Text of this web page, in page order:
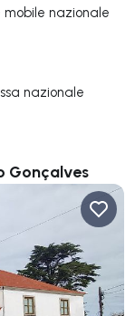
nazionale
nazionale
Gonçalves